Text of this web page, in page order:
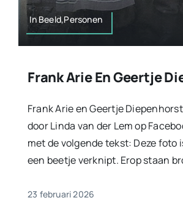
In Beeld,Personen
Frank Arie En Geertje
Frank Arie en Geertje
door Linda van der Lem op
met de volgende tekst: Deze foto
een beetje verknipt. Erop staan
23 februari 2026